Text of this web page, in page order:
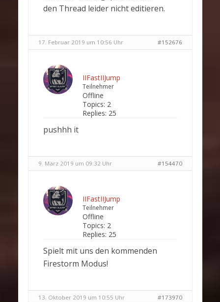
den Thread leider nicht editieren.
17. Februar 2019 um 10:56 Uhr #152676
IIFastIIJump
Teilnehmer
Offline
Topics: 2
Replies: 25
pushhh it
9. März 2019 um 09:32 Uhr #154470
IIFastIIJump
Teilnehmer
Offline
Topics: 2
Replies: 25
Spielt mit uns den kommenden
Firestorm Modus!
13. Oktober 2019 um 10:55 Uhr #173970